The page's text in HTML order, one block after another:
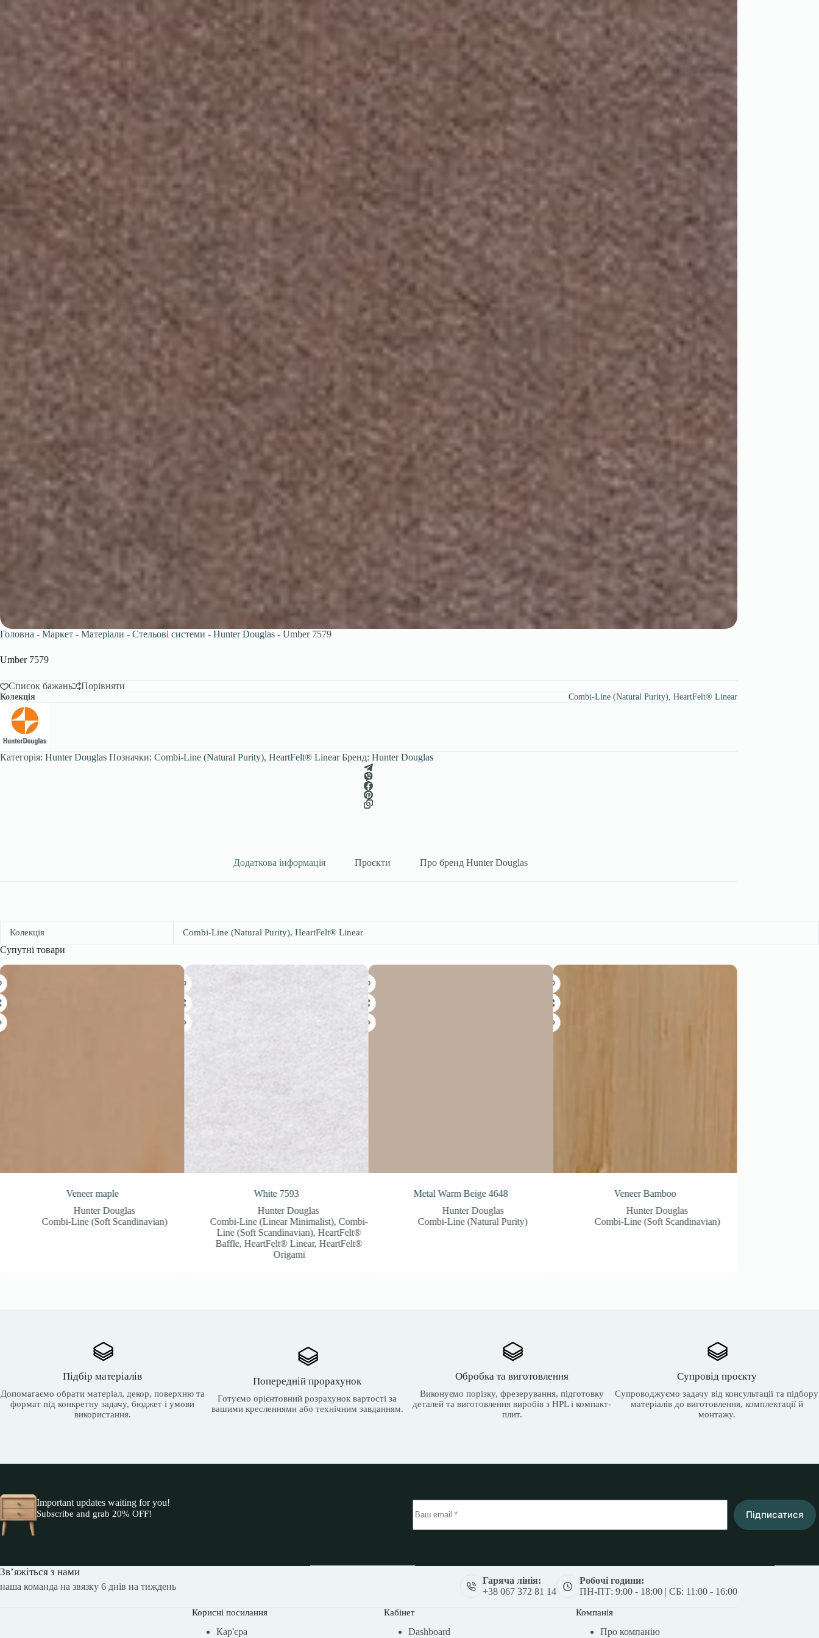
Головна - Маркет - Матеріали - Стельові системи - Hunter Douglas - Umber 7579
Umber 7579
Список бажань Порівняти
Колекція Combi-Line (Natural Purity) HeartFelt® Linear
Категорія: Hunter Douglas Позначки: Combi-Line (Natural Purity), HeartFelt® Linear Бренд: Hunter Douglas
Додаткова інформація Проєкти Про бренд Hunter Douglas
Колекція Combi-Line (Natural Purity), HeartFelt® Linear
Супутні товари
Combi-Line (Linear Minimalist),Combi-
HeartFelt®
HeartFelt®
Metal Warm Beige 4648
Combi-Line (Natural Purity)
Veneer Bamboo
Combi-Line (Soft Scandinavian)
HeartFelt® Linear
Підбір матеріалів
Допомагаємо обрати матеріал, декор, поверхню та
формат під конкретну задачу, бюджет і умови
використання.
Попередній прорахунок
Готуємо орієнтовний розрахунок вартості за
вашими кресленнями або технічним завданням.
Обробка та виготовлення
Виконуємо порізку, фрезерування, підготовку
деталей та виготовлення виробів з HPL і компакт-
плит.
Супровід проєкту
Супроводжуємо задачу від консультації та підбору
матеріалів до виготовлення, комплектації й
монтажу.
Important updates waiting for you!
Subscribe and grab 20% OFF! Підписатися
Зв’яжіться з нами
наша команда на звязку 6 днів на тиждень
Гаряча лінія:
+38 067 372 81 14
Робочі години:
ПН-ПТ: 9:00 - 18:00 | СБ: 11:00 - 16:00
Корисні посилання
Кар'єра
Кабінет
Dashboard
Компанія
Про компанію